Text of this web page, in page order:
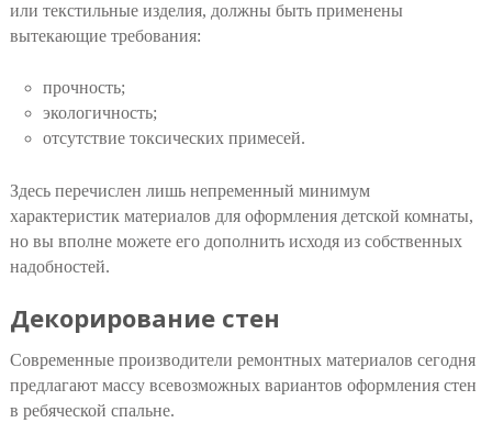
или текстильные изделия, должны быть применены
вытекающие требования:
прочность;
экологичность;
отсутствие токсических примесей.
Здесь перечислен лишь непременный минимум
характеристик материалов для оформления детской комнаты,
но вы вполне можете его дополнить исходя из собственных
надобностей.
Декорирование стен
Современные производители ремонтных материалов сегодня
предлагают массу всевозможных вариантов оформления стен
в ребяческой спальне.